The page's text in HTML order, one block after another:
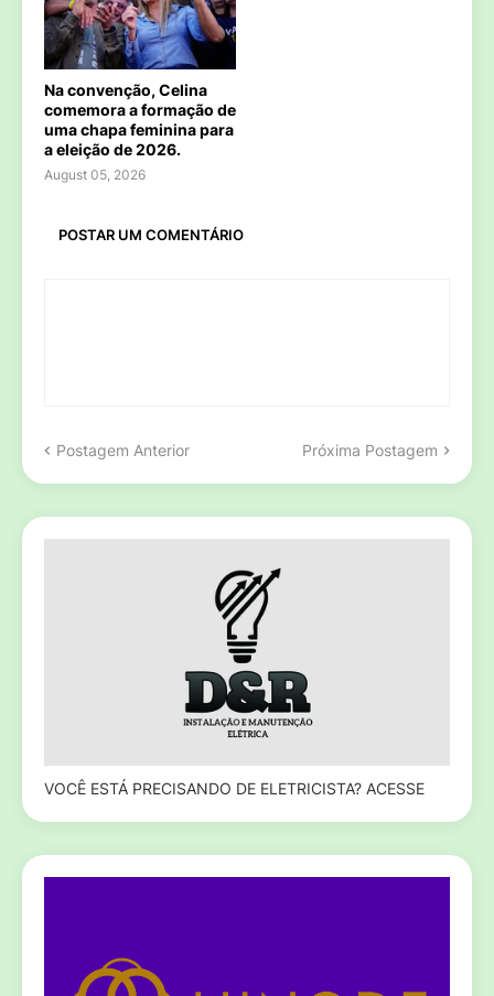
Na convenção, Celina
comemora a formação de
uma chapa feminina para
a eleição de 2026.
August 05, 2026
POSTAR UM COMENTÁRIO
Postagem Anterior Próxima Postagem
VOCÊ ESTÁ PRECISANDO DE ELETRICISTA? ACESSE